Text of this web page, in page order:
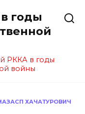
годы
РККА в годы
войны
ХАЧАТУРОВИЧ